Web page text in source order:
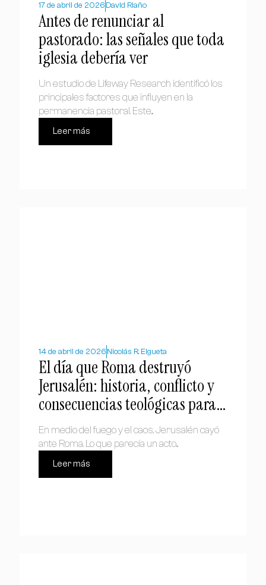
17 de abril de 2026 David Riaño
Antes de renunciar al
pastorado: las señales que toda
iglesia debería ver
Un estudio de Lifeway Research identificó los
principales factores que influyen en la
permanencia pastoral. Este...
Leer más
14 de abril de 2026 Nicolás R. Elgueta
El día que Roma destruyó
Jerusalén: historia, conflicto y
consecuencias teológicas para
el cristianismo
En medio del fuego y el caos, Jerusalén cayó
ante Roma. Lo que parecía un acto...
Leer más